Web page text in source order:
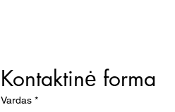
Kontaktinė forma
Vardas *